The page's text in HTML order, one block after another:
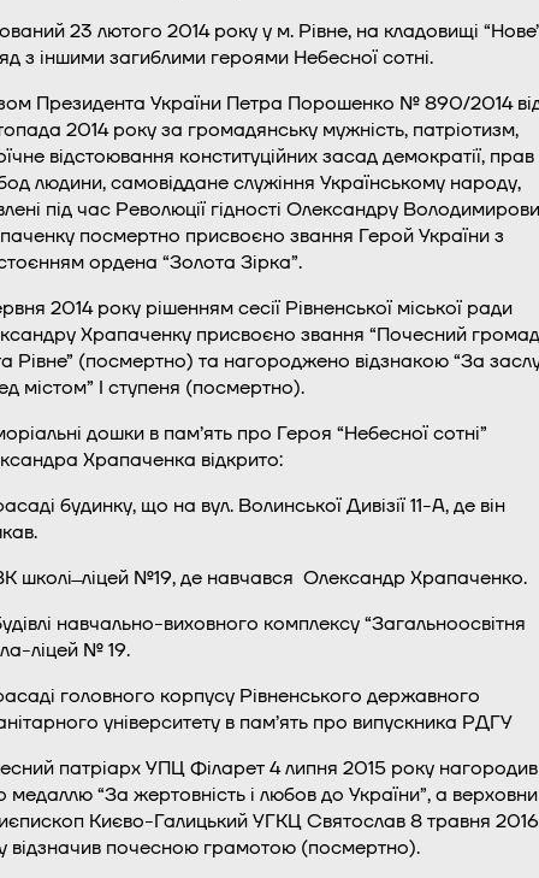
23 лютого 2014 року у м. Рівне, на кладовищі
з іншими загиблими героями Небесної сотні.
Президента України Петра Порошенко № 890/2014
2014 року за громадянську мужність, патріотизм,
відстоювання конституційних засад демократії, прав
людини, самовіддане служіння Українському народу,
під час Революції гідності Олександру
посмертно присвоєно звання Герой України з
ордена “Золота Зірка”.
2014 року рішенням сесії Рівненської міської ради
Храпаченку присвоєно звання “Почесний
Рівне” (посмертно) та нагороджено відзнакою “За
містом” І ступеня (посмертно).
дошки в пам’ять про Героя “Небесної сотні”
Храпаченка відкрито:
будинку, що на вул. Волинської Дивізії 11-А, де він
школі ̶ ліцей №19, де навчався Олександр Храпаченко.
навчально-виховного комплексу “Загальноосвітня
ліцей № 19.
головного корпусу Рівненського державного
університету в пам’ять про випускника РДГУ
патріарх УПЦ Філарет 4 липня 2015 року нагородив
медаллю “За жертовність і любов до України”, а
Києво-Галицький УГКЦ Святослав 8 травня 2016
відзначив почесною грамотою (посмертно).